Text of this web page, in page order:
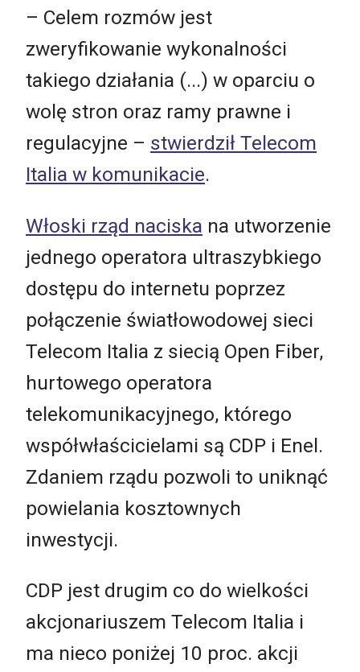
– Celem rozmów jest
zweryfikowanie wykonalności
takiego działania (...) w oparciu o
wolę stron oraz ramy prawne i
regulacyjne – stwierdził Telecom
Italia w komunikacie.
Włoski rząd naciska na utworzenie
jednego operatora ultraszybkiego
dostępu do internetu poprzez
połączenie światłowodowej sieci
Telecom Italia z siecią Open Fiber,
hurtowego operatora
telekomunikacyjnego, którego
współwłaścicielami są CDP i Enel.
Zdaniem rządu pozwoli to uniknąć
powielania kosztownych
inwestycji.
CDP jest drugim co do wielkości
akcjonariuszem Telecom Italia i
ma nieco poniżej 10 proc. akcji